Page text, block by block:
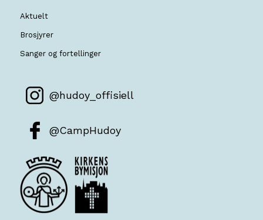
Aktuelt
Brosjyrer
Sanger og fortellinger
@hudoy_offisiell
@CampHudoy